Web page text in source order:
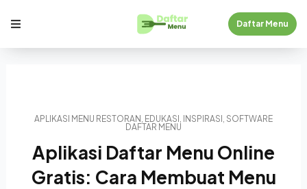
Daftar Menu
APLIKASI MENU RESTORAN , EDUKASI , INSPIRASI , SOFTWARE
DAFTAR MENU
Aplikasi Daftar Menu Online
Gratis: Cara Membuat Menu